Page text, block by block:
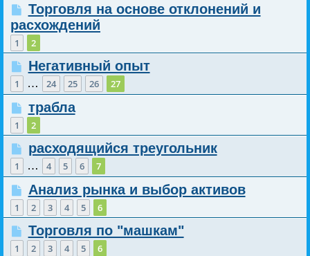
Торговля на основе отклонений и
расхождений
1 2
Негативный опыт
1 … 24 25 26 27
трабла
1 2
расходящийся треугольник
1 … 4 5 6 7
Анализ рынка и выбор активов
1 2 3 4 5 6
Торговля по "машкам"
1 2 3 4 5 6